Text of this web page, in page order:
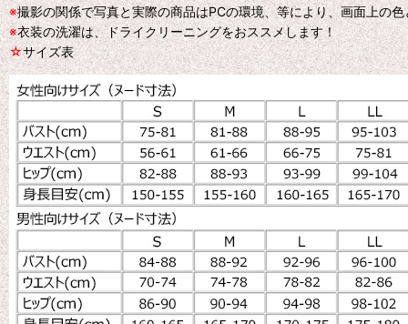
※撮影の関係で写真と実際の商品はPCの環境、等により、画面上の
※衣装の洗濯は、ドライクリーニングをおススメします！
☆サイズ表